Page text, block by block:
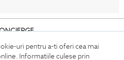
uri pentru a-ti oferi cea mai
Informatiile culese prin
si conditii
Retur